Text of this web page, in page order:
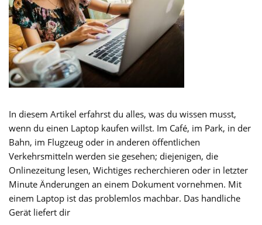
In diesem Artikel erfahrst du alles, was du wissen musst,
wenn du einen Laptop kaufen willst. Im Café, im Park, in der
Bahn, im Flugzeug oder in anderen öffentlichen
Verkehrsmitteln werden sie gesehen; diejenigen, die
Onlinezeitung lesen, Wichtiges recherchieren oder in letzter
Minute Änderungen an einem Dokument vornehmen. Mit
einem Laptop ist das problemlos machbar. Das handliche
Gerät liefert dir